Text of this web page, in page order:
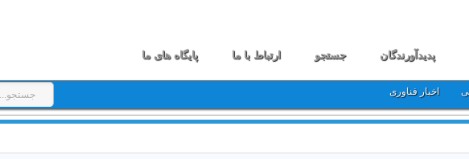
پدیدآورندگان جستجو ارتباط با ما پایگاه های ما
اخبار فناوری